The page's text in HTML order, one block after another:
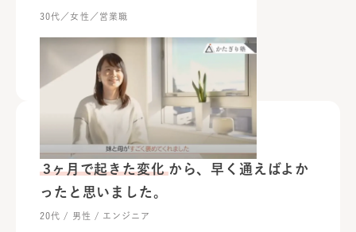
30代／女性／営業職
57 53kg
Voice 02 目的｜ボディメイク
3ヶ月で起きた変化 から、早く通えばよか
ったと思いました。
20代 / 男性 / エンジニア